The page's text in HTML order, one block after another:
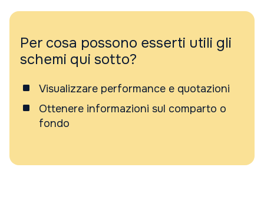
Per cosa possono esserti utili gli
schemi qui sotto?
Visualizzare performance e quotazioni
Ottenere informazioni sul comparto o
fondo